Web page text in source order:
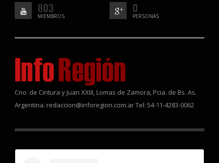
803
MIEMBROS
0
PERSONAS
Cno. de Cintura y Juan XXIII, Lomas de Zamora, Pcia. de Bs. As.
Argentina. redaccion@inforegion.com.ar Tel: 54-11-4283-0062